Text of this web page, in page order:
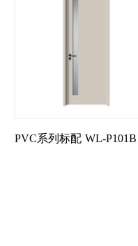
PVC系列标配 WL-P101B